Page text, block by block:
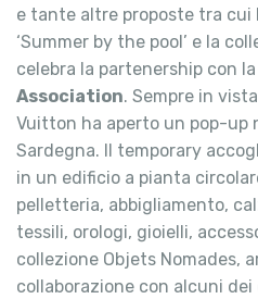
e tante altre proposte tra cui
‘Summer by the pool’ e la
celebra la partenership con la
Association. Sempre in
Vuitton ha aperto un pop-up
Sardegna. Il temporary
in un edificio a pianta
pelletteria, abbigliamento,
tessili, orologi, gioielli,
collezione Objets Nomades,
collaborazione con alcuni dei